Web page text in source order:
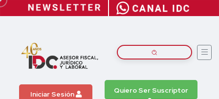
Iniciar Sesión Quiero Ser Suscriptor